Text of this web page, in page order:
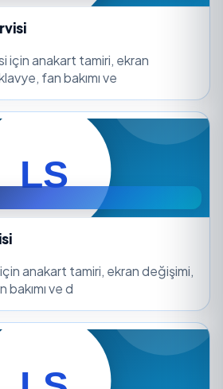
için anakart tamiri, ekran
fan bakımı ve
anakart tamiri, ekran değişimi,
ve d